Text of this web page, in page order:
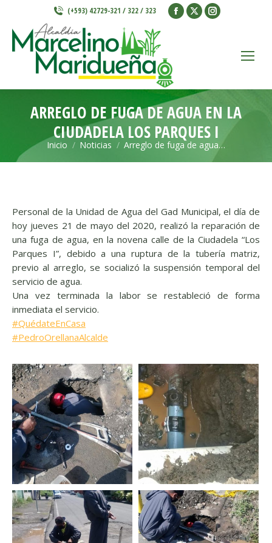
(+593) 42729-321 / 322 / 323
Facebook
window
X
window
Instagram
window
ARREGLO DE FUGA DE AGUA EN LA
CIUDADELA LOS PARQUES I
Estás aquí:
Inicio Noticias Arreglo de fuga de agua…
Personal de la Unidad de Agua del Gad Municipal, el día de
hoy jueves 21 de mayo del 2020, realizó la reparación de
una fuga de agua, en la novena calle de la Ciudadela “Los
Parques I”, debido a una ruptura de la tubería matriz,
previo al arreglo, se socializó la suspensión temporal del
servicio de agua.
Una vez terminada la labor se restableció de forma
inmediata el servicio.
#QuédateEnCasa
#PedroOrellanaAlcalde